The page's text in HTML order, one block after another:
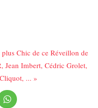
Chic de ce Réveillon de
Jean Imbert, Cédric Grolet,
... »